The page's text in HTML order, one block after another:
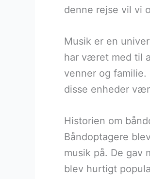
denne rejse vil vi
Musik er en
har været med til
venner og familie.
disse enheder
Historien om
Båndoptagere
musik på. De gav
blev hurtigt